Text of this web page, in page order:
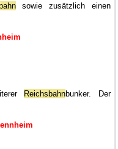
sowie zusätzlich einen
Reichsbahnbunker. Der